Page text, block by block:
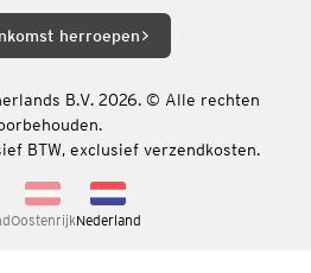
herroepen
B.V. 2026. © Alle rechten
BTW, exclusief verzendkosten.
OostenrijkNederland